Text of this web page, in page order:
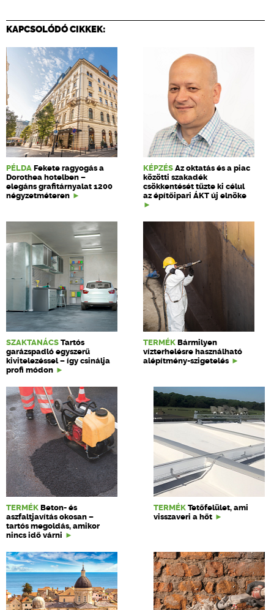
KAPCSOLÓDÓ CIKKEK:
PÉLDA Fekete ragyogás a
Dorothea hotelben –
elegáns grafitárnyalat 1200
négyzetméteren
KÉPZÉS Az oktatás és a piac
közötti szakadék
csökkentését tűzte ki célul
az építőipari ÁKT új elnöke
SZAKTANÁCS Tartós
garázspadló egyszerű
kivitelezéssel – így csinálja
profi módon
TERMÉK Bármilyen
vízterhelésre használható
alépítmény-szigetelés
TERMÉK Beton- és
aszfaltjavítás okosan –
tartós megoldás, amikor
nincs idő várni
TERMÉK Tetőfelület, ami
visszaveri a hőt